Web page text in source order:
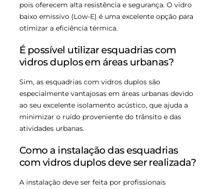
pois oferecem alta resistência e segurança. O vidro
baixo emissivo (Low-E) é uma excelente opção para
otimizar a eficiência térmica.
É possível utilizar esquadrias com
vidros duplos em áreas urbanas?
Sim, as esquadrias com vidros duplos são
especialmente vantajosas em áreas urbanas devido
ao seu excelente isolamento acústico, que ajuda a
minimizar o ruído proveniente do trânsito e das
atividades urbanas.
Como a instalação das esquadrias
com vidros duplos deve ser realizada?
A instalação deve ser feita por profissionais